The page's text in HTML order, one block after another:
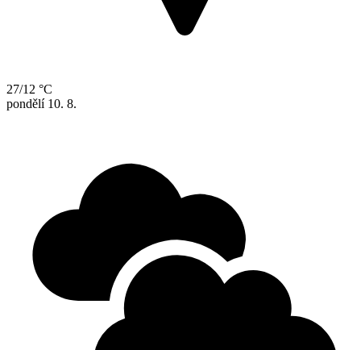
27/12 °C
pondělí 10. 8.